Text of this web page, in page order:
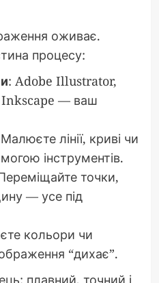
оживає.
процесу:
: Adobe Illustrator,
Inkscape — ваш
лінії, криві чи
інструментів.
точки,
— усе під
кольори чи
“дихає”.